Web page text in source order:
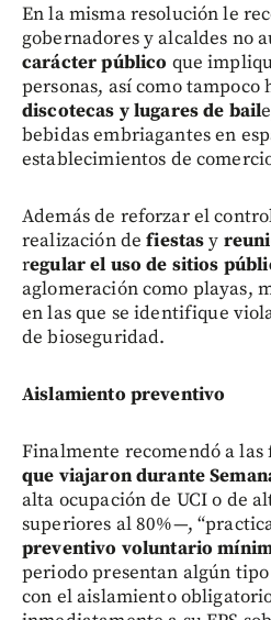
En la misma resolución le
gobernadores y alcaldes no
carácter público que
personas, así como
discotecas y lugares de bail
bebidas embriagantes en
establecimientos de
Además de reforzar el
realización defiestasy
regular el uso de sitios
aglomeración como playas,
en las que se identifique
de bioseguridad.
Aislamiento preventivo
Finalmente recomendó a las
que viajaron durante
alta ocupación de UCI o de
superiores al 80%—,
preventivo voluntario
periodo presentan algún
con el aislamiento